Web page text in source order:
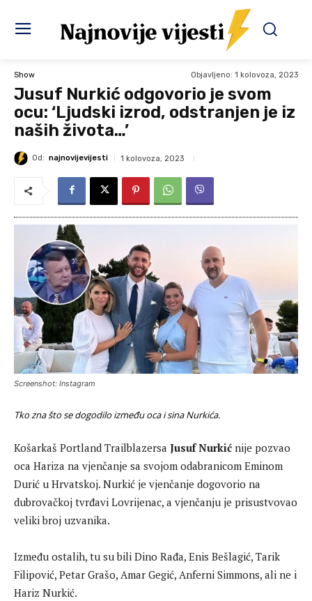
Show Objavljeno: 1 kolovoza, 2023
Jusuf Nurkić odgovorio je svom
ocu: ‘Ljudski izrod, odstranjen je iz
naših života…’
Od: najnovijevijesti 1 kolovoza, 2023
Screenshot: Instagram
Tko zna što se dogodilo između oca i sina Nurkića.
Košarkaš Portland Trailblazersa Jusuf Nurkić nije pozvao
oca Hariza na vjenčanje sa svojom odabranicom Eminom
Durić u Hrvatskoj. Nurkić je vjenčanje dogovorio na
dubrovačkoj tvrđavi Lovrijenac, a vjenčanju je prisustvovao
veliki broj uzvanika.
Između ostalih, tu su bili Dino Rađa, Enis Bešlagić, Tarik
Filipović, Petar Grašo, Amar Gegić, Anferni Simmons, ali ne i
Hariz Nurkić.